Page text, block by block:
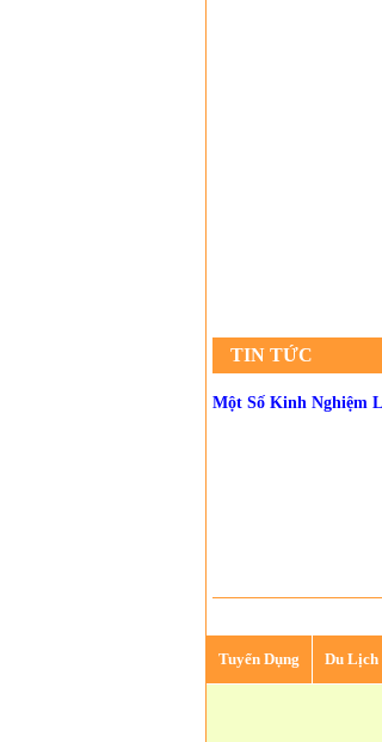
TIN TỨC
Một Số Kinh Nghiệm
Tuyển Dụng Du Lịch